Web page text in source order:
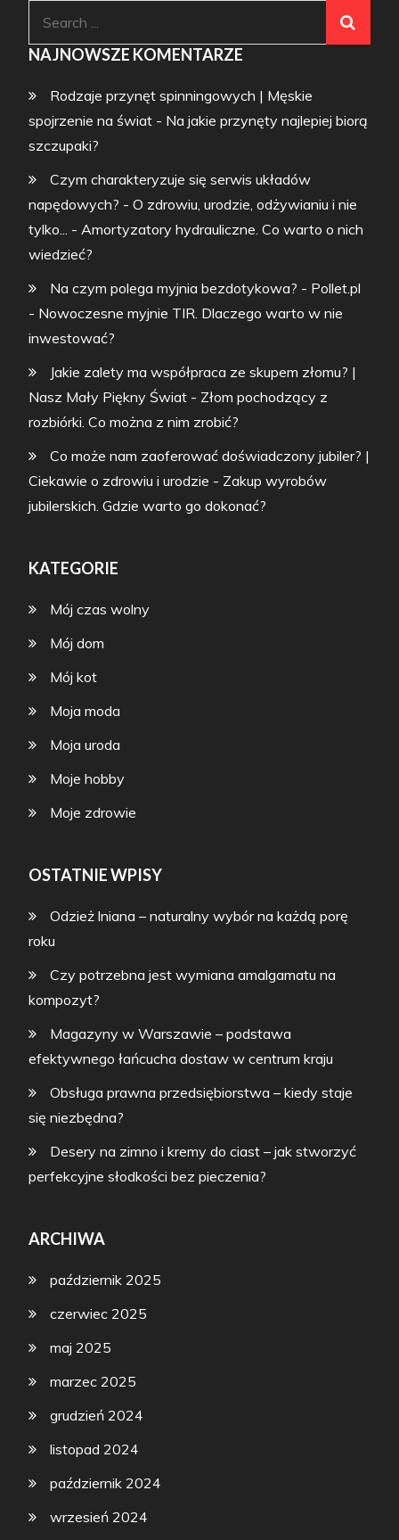
NAJNOWSZE KOMENTARZE
Rodzaje przynęt spinningowych | Męskie
spojrzenie na świat - Na jakie przynęty najlepiej biorą
szczupaki?
Czym charakteryzuje się serwis układów
napędowych? - O zdrowiu, urodzie, odżywianiu i nie
tylko...
- Amortyzatory hydrauliczne. Co warto o nich
wiedzieć?
Na czym polega myjnia bezdotykowa? - Pollet.pl
- Nowoczesne myjnie TIR. Dlaczego warto w nie
inwestować?
Jakie zalety ma współpraca ze skupem złomu? |
Nasz Mały Piękny Świat - Złom pochodzący z
rozbiórki. Co można z nim zrobić?
Co może nam zaoferować doświadczony jubiler? |
Ciekawie o zdrowiu i urodzie - Zakup wyrobów
jubilerskich. Gdzie warto go dokonać?
KATEGORIE
Mój czas wolny
Mój dom
Mój kot
Moja moda
Moja uroda
Moje hobby
Moje zdrowie
OSTATNIE WPISY
Odzież lniana – naturalny wybór na każdą porę
roku
Czy potrzebna jest wymiana amalgamatu na
kompozyt?
Magazyny w Warszawie – podstawa
efektywnego łańcucha dostaw w centrum kraju
Obsługa prawna przedsiębiorstwa – kiedy staje
się niezbędna?
Desery na zimno i kremy do ciast – jak stworzyć
perfekcyjne słodkości bez pieczenia?
ARCHIWA
październik 2025
czerwiec 2025
maj 2025
marzec 2025
grudzień 2024
listopad 2024
październik 2024
wrzesień 2024